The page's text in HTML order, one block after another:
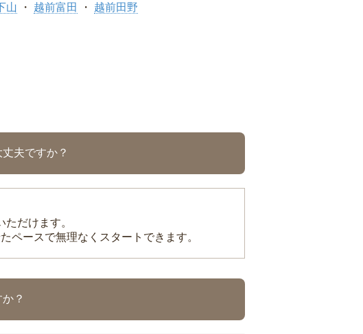
山 越前富田 越前田野
夫ですか？
だけます。
ペースで無理なくスタートできます。
？